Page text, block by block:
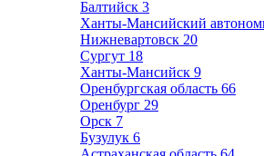
Балтийск 3
Ханты-Мансийский
Нижневартовск 20
Сургут 18
Ханты-Мансийск 9
Оренбургская область 66
Оренбург 29
Орск 7
Бузулук 6